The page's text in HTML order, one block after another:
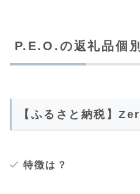
P.E.O.の返礼品個
【ふるさと納税】
特徴は？